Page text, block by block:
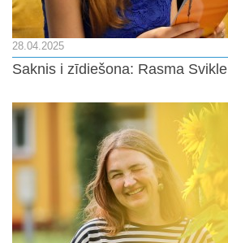
28.04.2025
Saknis i zīdiešona: Rasma Svikle